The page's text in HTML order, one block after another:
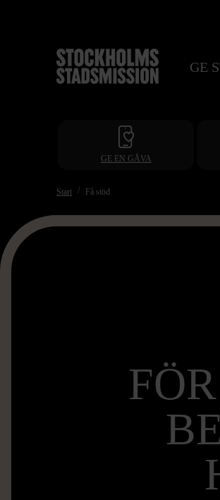
huvudinnehåll
GE
GE EN GÅVA
Start Få stöd